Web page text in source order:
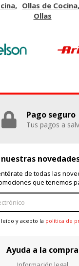
Ollas de Cocina
Ollas
Pago seguro
Tus pagos a
de todas las
que tenemos
leído y acepto la política de
Ayuda a la compra